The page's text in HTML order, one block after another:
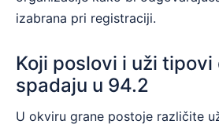
izabrana pri registraciji.
Koji poslovi i uži
spadaju u 94.2
U okviru grane postoje različite